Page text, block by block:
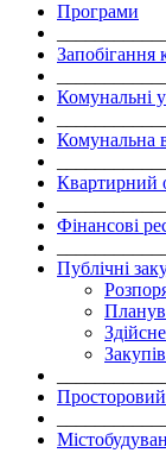
Програми
Запобігання
Комунальні
Комунальна
Квартирний
Фінансові
Публічні
Просторовий